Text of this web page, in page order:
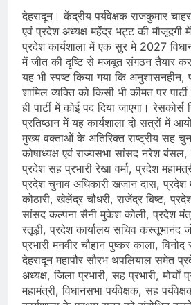
देहरादून। केंद्रीय पर्यवेक्षक राजकुमार
एवं प्रदेश अध्यक्ष महेंद्र भट्ट की मौजूदगी
प्रदेश कार्यशाला में एक सुर मे 2027
में जीत की दृष्टि से मजबूत संगठन तैयार
यह भी स्पष्ट किया गया कि अनुशासनहीन,
शामिल व्यक्ति को किसी भी कीमत पर
ही पार्टी में कोई पद दिया जाएगा।
प्रतिष्ठान में यह कार्यशाला दो सत्रों में
मुख्य वक्ताओं के अतिरिक्त राष्ट्रीय सह
कोषाध्यक्ष एवं राज्यसभा सांसद नरेश बंसल,
प्रदेश सह प्रभारी रेखा वर्मा, प्रदेश
प्रदेश चुनाव अधिकारी खजान दास, प्रदेश
कोठारी, खेलेंद्र चौधरी, राजेंद्र बिष्ट,
सांसद कल्पना सैनी मुकेश कोली, प्रदेश
रतूड़ी, प्रदेश कार्यालय सचिव कस्तूभानंद
प्रभारी मनवीर चौहान पुष्कर काला, विनोद
देहरादून महापौर सौरभ थपलियाल समेत
अध्यक्ष, जिला प्रभारी, सह प्रभारी, मोर्चों
महामंत्री, विधानसभा पर्यवेक्षक, सह